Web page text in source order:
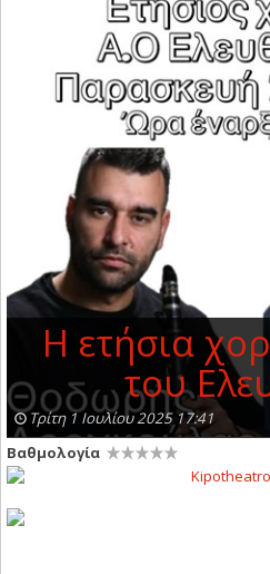
Η ετήσια
του
Τρίτη 1 Ιουλίου 2025 17:41
Βαθμολογία